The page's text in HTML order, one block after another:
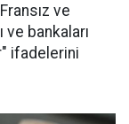
ve
ve bankaları
ifadelerini